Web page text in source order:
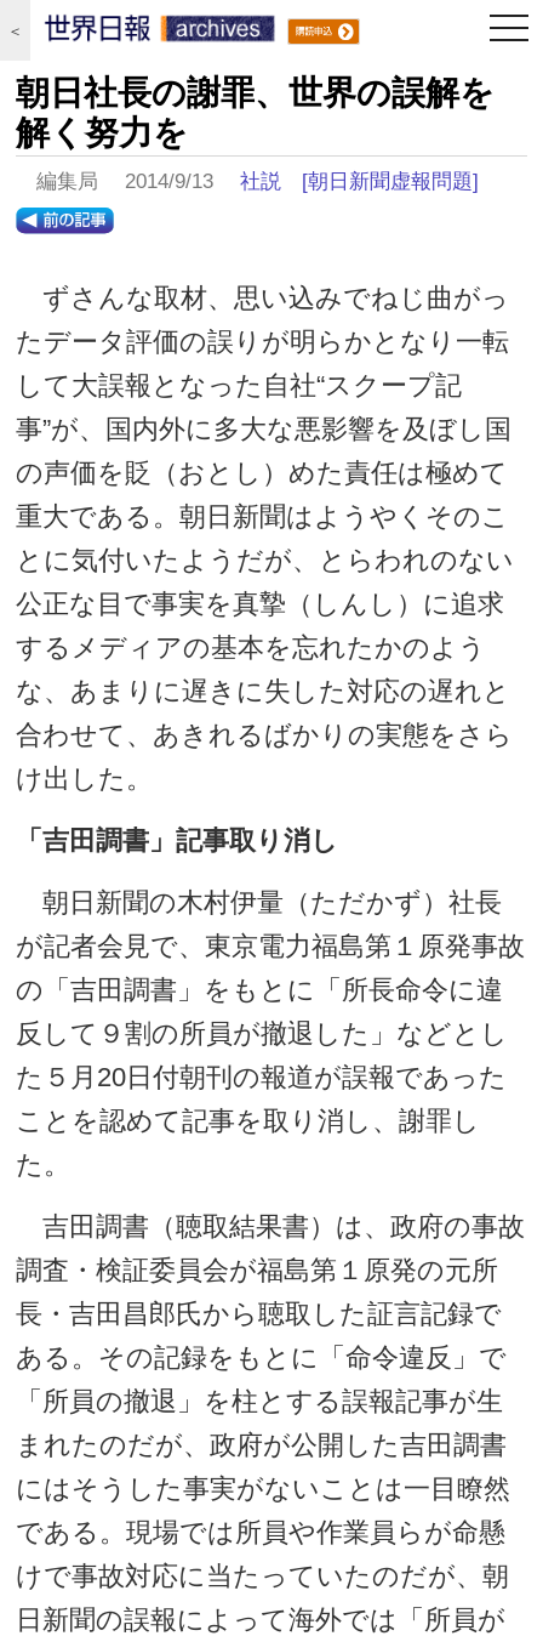
＜
朝日社長の謝罪、世界の誤解を
解く努力を
編集局 2014/9/13社説 [朝日新聞虚報問題]
ずさんな取材、思い込みでねじ曲がっ
たデータ評価の誤りが明らかとなり一転
して大誤報となった自社“スクープ記
事”が、国内外に多大な悪影響を及ぼし国
の声価を貶（おとし）めた責任は極めて
重大である。朝日新聞はようやくそのこ
とに気付いたようだが、とらわれのない
公正な目で事実を真摯（しんし）に追求
するメディアの基本を忘れたかのよう
な、あまりに遅きに失した対応の遅れと
合わせて、あきれるばかりの実態をさら
け出した。
「吉田調書」記事取り消し
朝日新聞の木村伊量（ただかず）社長
が記者会見で、東京電力福島第１原発事故
の「吉田調書」をもとに「所長命令に違
反して９割の所員が撤退した」などとし
た５月20日付朝刊の報道が誤報であった
ことを認めて記事を取り消し、謝罪し
た。
吉田調書（聴取結果書）は、政府の事故
調査・検証委員会が福島第１原発の元所
長・吉田昌郎氏から聴取した証言記録で
ある。その記録をもとに「命令違反」で
「所員の撤退」を柱とする誤報記事が生
まれたのだが、政府が公開した吉田調書
にはそうした事実がないことは一目瞭然
である。現場では所員や作業員らが命懸
けで事故対応に当たっていたのだが、朝
日新聞の誤報によって海外では「所員が